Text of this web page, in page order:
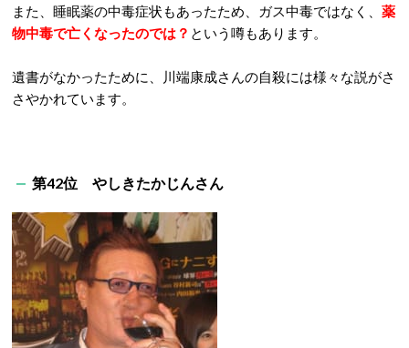
また、睡眠薬の中毒症状もあったため、ガス中毒ではなく、 薬
物中毒で亡くなったのでは？ という噂もあります。
遺書がなかったために、川端康成さんの自殺には様々な説がさ
さやかれています。
第42位 やしきたかじんさん